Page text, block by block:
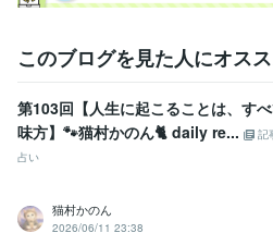
悩み相談・カウンセリング ヒーリング
このブログを見た人にオス
第103回【人生に起こることは、す
味方】🐾猫村かのん🐈 daily re...
記
占い
猫村かのん
2026/06/11 23:38